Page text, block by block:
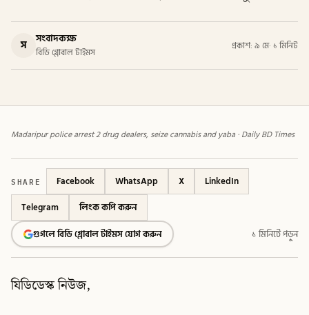
স সংবাদকক্ষ
বিডি গ্লোবাল টাইমস
প্রকাশ: ৯ মে· ১ মিনিট
Madaripur police arrest 2 drug dealers, seize cannabis and yaba · Daily BD Times
SHARE Facebook WhatsApp X
LinkedIn
Telegram
লিংক কপি করুন
গুগলে বিডি গ্লোবাল টাইমস যোগ করুন
১ মিনিটে পড়ুন
যিডিডেস্ক নিউজ,